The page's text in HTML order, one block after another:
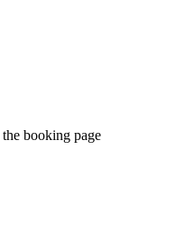
the booking page